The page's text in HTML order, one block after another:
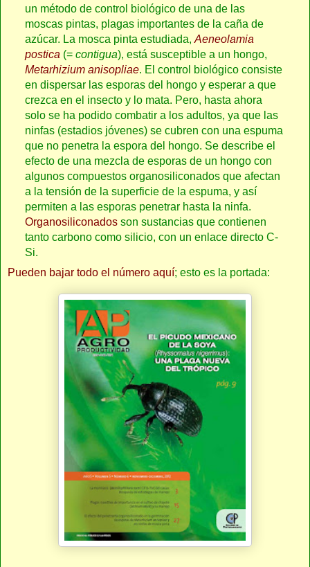
un método de control biológico de una de las
moscas pintas, plagas importantes de la caña de
azúcar. La mosca pinta estudiada, Aeneolamia
postica (= contigua), está susceptible a un hongo,
Metarhizium anisopliae. El control biológico consiste
en dispersar las esporas del hongo y esperar a que
crezca en el insecto y lo mata. Pero, hasta ahora
solo se ha podido combatir a los adultos, ya que las
ninfas (estadios jóvenes) se cubren con una espuma
que no penetra la espora del hongo. Se describe el
efecto de una mezcla de esporas de un hongo con
algunos compuestos organosiliconados que afectan
a la tensión de la superficie de la espuma, y así
permiten a las esporas penetrar hasta la ninfa.
Organosiliconadosson sustancias que contienen
tanto carbono como silicio, con un enlace directo C-
Si.
Pueden bajar todo el número aquí; esto es la portada: